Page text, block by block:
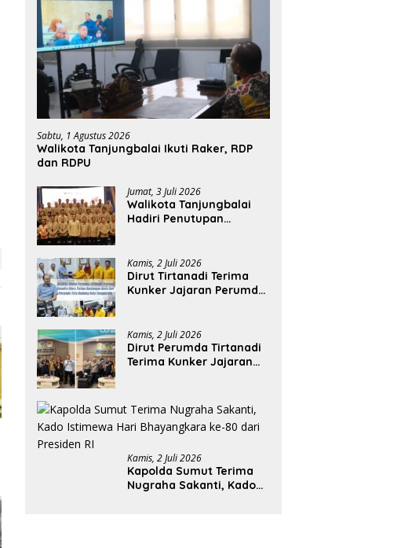
Sabtu, 1 Agustus 2026
Walikota Tanjungbalai Ikuti Raker, RDP
dan RDPU
Jumat, 3 Juli 2026
Walikota Tanjungbalai
Hadiri Penutupan
Kamis, 2 Juli 2026
Dirut Tirtanadi Terima
Kunker Jajaran Perumda
Kamis, 2 Juli 2026
Dirut Perumda Tirtanadi
Terima Kunker Jajaran
Kamis, 2 Juli 2026
Kapolda Sumut Terima
Nugraha Sakanti, Kado